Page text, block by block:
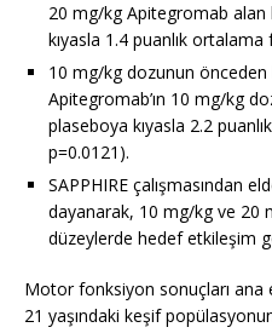
20 mg/kg Apitegromab
kıyasla 1.4 puanlık
10 mg/kg dozunun
Apitegromab’ın 10 mg/kg
plaseboya kıyasla 2.2
p=0.0121).
SAPPHIRE çalışmasından
dayanarak, 10 mg/kg ve 20
düzeylerde hedef etkileşim
Motor fonksiyon sonuçları
21 yaşındaki keşif